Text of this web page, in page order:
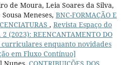
de Moura, Leia Soares da Silva,
Meneses, BNC-FORMAÇÃO E
, Revista Espaço do
(2023): REENCANTAMENTO DO
curriculares enquanto novidades
em Fluxo Contínuo]